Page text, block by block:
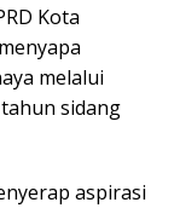
Kota
melalui
sidang
aspirasi